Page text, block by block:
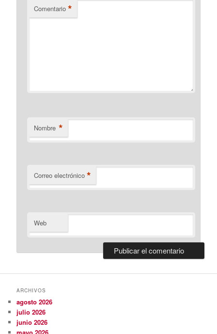
Comentario *
Nombre *
Correo electrónico *
Web
ARCHIVOS
agosto 2026
julio 2026
junio 2026